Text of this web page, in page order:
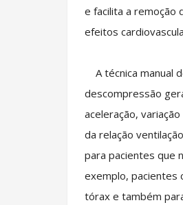
e facilita a remoção
efeitos
A técnica manual
descompressão
aceleração,
da relação
para pacientes que
exemplo, pacientes
tórax e também